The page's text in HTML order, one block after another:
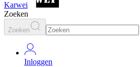
Karwei
Zoeken
Zoeken
Inloggen